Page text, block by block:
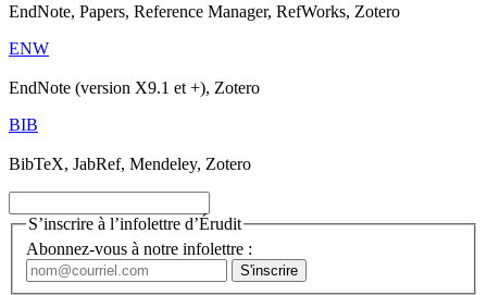
EndNote, Papers, Reference Manager, RefWorks, Zotero
ENW
EndNote (version X9.1 et +), Zotero
BIB
BibTeX, JabRef, Mendeley, Zotero
S’inscrire à l’infolettre d’Érudit
Abonnez-vous à notre infolettre :